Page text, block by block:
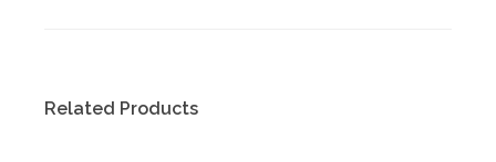
Related Products